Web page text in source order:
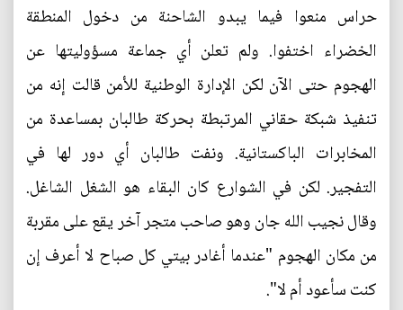
حراس منعوا فيما يبدو الشاحنة من دخول المنطقة
الخضراء اختفوا. ولم تعلن أي جماعة مسؤوليتها عن
الهجوم حتى الآن لكن الإدارة الوطنية للأمن قالت إنه من
تنفيذ شبكة حقاني المرتبطة بحركة طالبان بمساعدة من
المخابرات الباكستانية. ونفت طالبان أي دور لها في
التفجير. لكن في الشوارع كان البقاء هو الشغل الشاغل.
وقال نجيب الله جان وهو صاحب متجر آخر يقع على مقربة
من مكان الهجوم "عندما أغادر بيتي كل صباح لا أعرف إن
كنت سأعود أم لا".